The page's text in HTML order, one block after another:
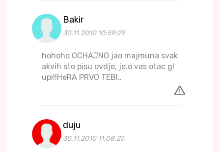
Bakir
30.11.2010 10:59:29
hohoho OCHAJNO jao majmuna svak
akvih sto pisu ovdje, je.o vas otac gl
upi!!HeRA PRVO TEBI..
duju
30.11.2010 11:08:25